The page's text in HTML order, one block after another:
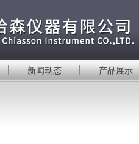
新闻动态 产品展示